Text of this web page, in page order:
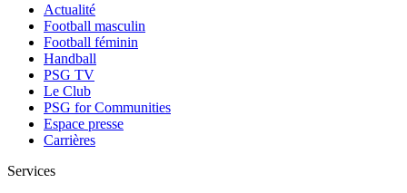
Actualité
Football masculin
Football féminin
Handball
PSG TV
Le Club
PSG for Communities
Espace presse
Carrières
Services